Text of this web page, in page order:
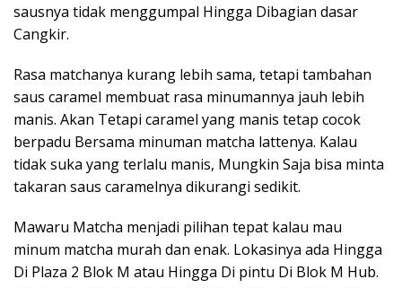
sausnya tidak menggumpal Hingga Dibagian dasar
Cangkir.
Rasa matchanya kurang lebih sama, tetapi tambahan
saus caramel membuat rasa minumannya jauh lebih
manis. Akan Tetapi caramel yang manis tetap cocok
berpadu Bersama minuman matcha lattenya. Kalau
tidak suka yang terlalu manis, Mungkin Saja bisa minta
takaran saus caramelnya dikurangi sedikit.
Mawaru Matcha menjadi pilihan tepat kalau mau
minum matcha murah dan enak. Lokasinya ada Hingga
Di Plaza 2 Blok M atau Hingga Di pintu Di Blok M Hub.